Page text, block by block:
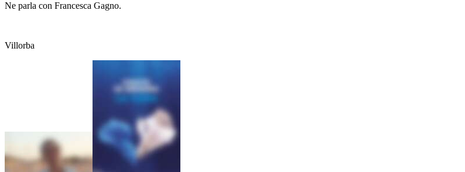
Ne parla con Francesca Gagno.
Villorba